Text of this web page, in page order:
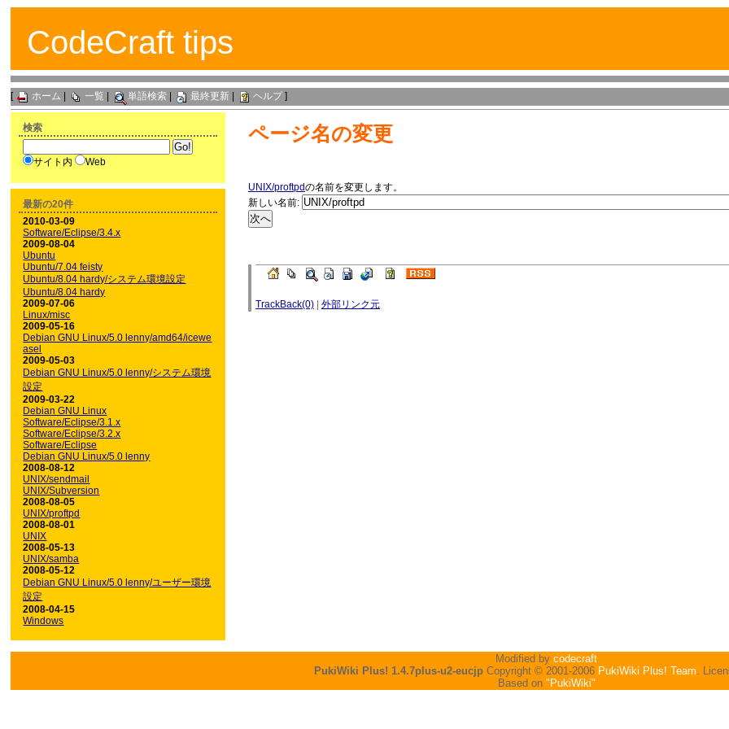
CodeCraft tips
[ ホーム 一覧 単語検索 最終更新 ヘルプ ]
ページ名の変更
UNIX/proftpdの名前を変更します。
新しい名前:
TrackBack(0) |外部リンク元
検索
サイト内 Web
最新の20件
2010-03-09
Software/Eclipse/3.4.x
2009-08-04
Ubuntu
Ubuntu/7.04 feisty
Ubuntu/8.04 hardy/システム環境設定
Ubuntu/8.04 hardy
2009-07-06
Linux/misc
2009-05-16
Debian GNU Linux/5.0 lenny/amd64/icewe
asel
2009-05-03
Debian GNU Linux/5.0 lenny/システム環境
設定
2009-03-22
Debian GNU Linux
Software/Eclipse/3.1.x
Software/Eclipse/3.2.x
Software/Eclipse
Debian GNU Linux/5.0 lenny
2008-08-12
UNIX/sendmail
UNIX/Subversion
2008-08-05
UNIX/proftpd
2008-08-01
UNIX
2008-05-13
UNIX/samba
2008-05-12
Debian GNU Linux/5.0 lenny/ユーザー環境
設定
2008-04-15
Windows
Modified bycodecraft
PukiWiki Plus! 1.4.7plus-u2-eucjp Copyright © 2001-2006 PukiWiki Plus! Team.
Based on "PukiWiki"